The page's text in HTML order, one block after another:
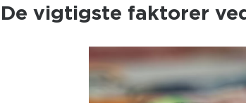
De vigtigste faktorer